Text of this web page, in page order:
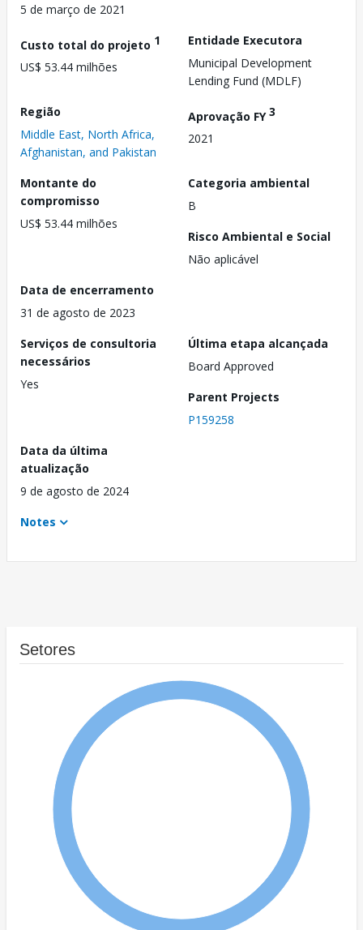
5 de março de 2021
Custo total do projeto 1
US$ 53.44 milhões
Entidade Executora
Municipal Development
Lending Fund (MDLF)
Região
Middle East, North Africa,
Afghanistan, and Pakistan
Aprovação FY3
2021
Montante do
compromisso
US$ 53.44 milhões
Categoria ambiental
B
Risco Ambiental e Social
Não aplicável
Data de encerramento
31 de agosto de 2023
Serviços de consultoria
necessários
Yes
Última etapa alcançada
Board Approved
Parent Projects
P159258
Data da última
atualização
9 de agosto de 2024
Notes
Setores